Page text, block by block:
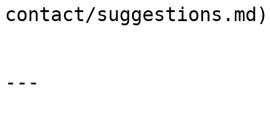
contact/suggestions.md)
---